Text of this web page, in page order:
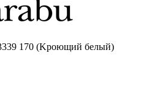
170 (Kроющий белый)